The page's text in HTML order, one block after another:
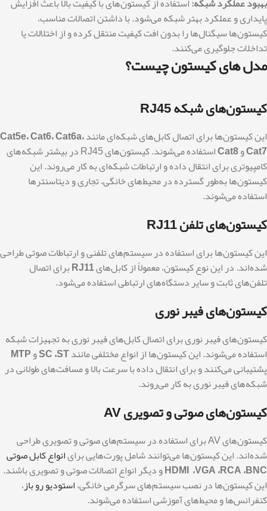
پایداری و عملکرد بهتر شبکه می‌شود. با داشتن اتصالات مناسب،
کیستون‌ها سیگنال‌ها را بدون افت کیفیت منتقل کرده و از اختلالات یا
تداخلات جلوگیری می‌کنند.
مدل های کیستون چیست؟
کیستون‌های شبکه RJ45
این کیستون‌ها برای اتصال کابل‌های شبکه‌ای مانندCat5e، Cat6، Cat6a،
Cat7وCat8 استفاده می‌شوند. کیستون‌های RJ45 در بیشتر شبکه‌های
کامپیوتری برای انتقال داده و ارتباطات شبکه‌ای به کار می‌روند. این
کیستون‌ها به‌طور گسترده در محیط‌های خانگی، تجاری و دیتاسنترها
استفاده می‌شوند.
کیستون‌های تلفن RJ11
این کیستون‌ها برای استفاده در سیستم‌های تلفنی و ارتباطات صوتی طراحی
شده‌اند. در این نوع کیستون، معمولاً از کابل‌هایRJ11برای اتصال
تلفن‌های ثابت و سایر دستگاه‌های ارتباطی استفاده می‌شود.
کیستون‌های فیبر نوری
کیستون‌های فیبر نوری برای اتصال کابل‌های فیبر نوری به تجهیزات شبکه
استفاده می‌شوند. این کیستون‌ها از انواع مختلفی مانندSC ،STوMTP
پشتیبانی می‌کنند و برای انتقال داده با سرعت بالا و مسافت‌های طولانی در
شبکه‌های فیبر نوری به کار می‌روند.
کیستون‌های صوتی و تصویری AV
کیستون‌های AV برای استفاده در سیستم‌های صوتی و تصویری طراحی
شده‌اند. این کیستون‌ها می‌توانند شامل پورت‌هایی برایانواع کابل صوتی
HDMI ،VGA ،RCA ،BNCو دیگر انواع اتصالات صوتی و تصویری باشند.
این کیستون‌ها در نصب سیستم‌های سرگرمی خانگی،استودیو رو باز،
کنفرانس‌ها و محیط‌های آموزشی استفاده می‌شوند.